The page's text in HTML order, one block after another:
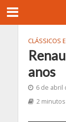
CLÁSSICOS
anos
6 de abril
2